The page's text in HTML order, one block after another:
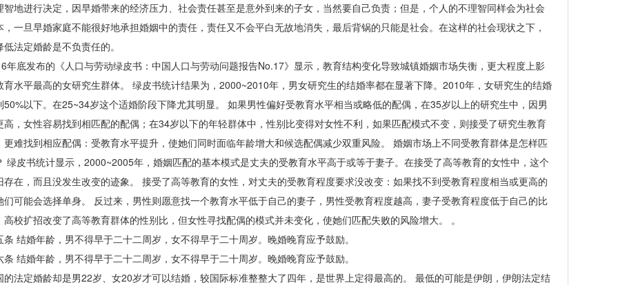
智地进行决定，因早婚带来的经济压力、社会责任甚至是意外到来的子女，当然要自己负责；但是，个人的不理智同样会为社会
，一旦早婚家庭不能很好地承担婚姻中的责任，责任又不会平白无故地消失，最后背锅的只能是社会。在这样的社会现状之下，
法定婚龄是不负责任的。
发布的《人口与劳动绿皮书：中国人口与劳动问题报告No.17》显示，教育结构变化导致城镇婚姻市场失衡，更大程度上影
育水平最高的女研究生群体。 绿皮书统计结果为，2000~2010年，男女研究生的结婚率都在显著下降。2010年，女研究生的结婚
50%以下。在25~34岁这个适婚阶段下降尤其明显。 如果男性偏好受教育水平相当或略低的配偶，在35岁以上的研究生中，因男
高，女性容易找到相匹配的配偶；在34岁以下的年轻群体中，性别比变得对女性不利，如果匹配模式不变，则接受了研究生教育
更难找到相应配偶：受教育水平提升，使她们同时面临年龄增大和候选配偶减少双重风险。 婚姻市场上不同受教育群体是怎样匹
绿皮书统计显示，2000~2005年，婚姻匹配的基本模式是丈夫的受教育水平高于或等于妻子。在接受了高等教育的女性中，这个
存在，而且没发生改变的迹象。 接受了高等教育的女性，对丈夫的受教育程度要求没改变：如果找不到受教育程度相当或更高的
们可能会选择单身。 反过来，男性则愿意找一个教育水平低于自己的妻子，男性受教育程度越高，妻子受教育程度低于自己的比
高校扩招改变了高等教育群体的性别比，但女性寻找配偶的模式并未变化，使她们匹配失败的风险增大。 。
婚年龄，男不得早于二十二周岁，女不得早于二十周岁。晚婚晚育应予鼓励。
婚年龄，男不得早于二十二周岁，女不得早于二十周岁。晚婚晚育应予鼓励。
定婚龄却是男22岁、女20岁才可以结婚，较国际标准整整大了四年，是世界上定得最高的。 最低的可能是伊朗，伊朗法定结